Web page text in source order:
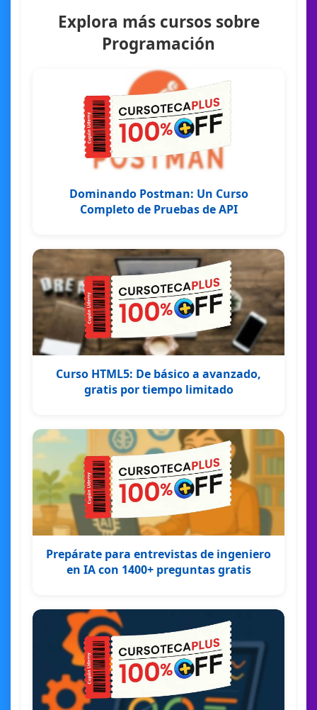
Explora más cursos sobre
Programación
Dominando Postman: Un Curso
Completo de Pruebas de API
Curso HTML5: De básico a avanzado,
gratis por tiempo limitado
Prepárate para entrevistas de ingeniero
en IA con 1400+ preguntas gratis